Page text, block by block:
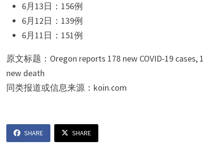
6月13日：156例
6月12日：139例
6月11日：151例
原文标题：Oregon reports 178 new COVID-19 cases, 1
new death
同类报道或信息来源：koin.com
SHARE SHARE